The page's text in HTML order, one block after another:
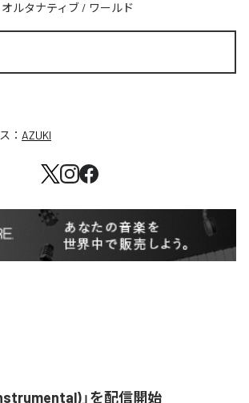
オルタナティブ / ワールド
： AZUKI
」を配信開始